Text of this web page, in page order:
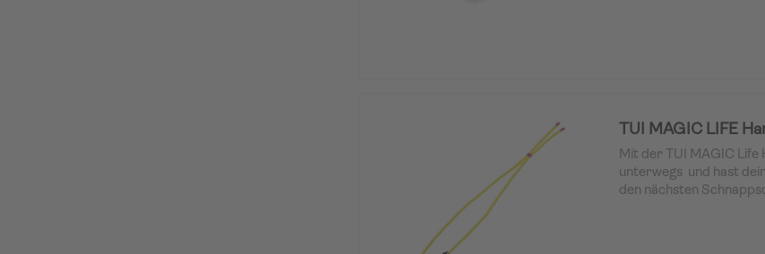
TUI MAGIC LIFE
Mit der TUI MAGIC
unterwegs und hast
den nächsten